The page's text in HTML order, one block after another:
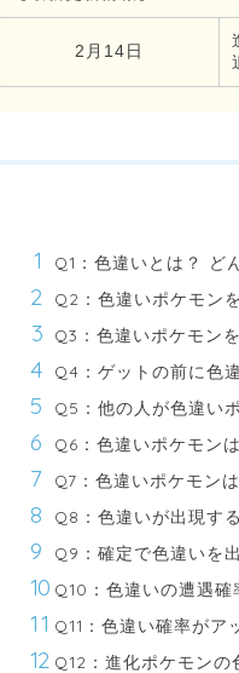
2月14日
Q1：色違いとは？ ど
Q2：色違いポケモン
Q3：色違いポケモン
Q4：ゲットの前に色
Q5：他の人が色違い
Q6：色違いポケモン
Q7：色違いポケモン
Q8：色違いが出現す
Q9：確定で色違いを
Q10：色違いの遭遇確
Q11：色違い確率がア
Q12：進化ポケモン